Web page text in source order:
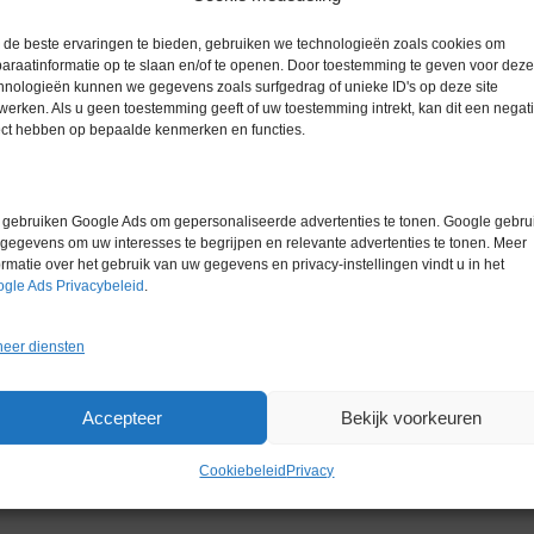
de beste ervaringen te bieden, gebruiken we technologieën zoals cookies om
op te slaan en/of te openen. Door toestemming te geven voor deze
kunnen we gegevens zoals surfgedrag of unieke ID's op deze site
Als u geen toestemming geeft of uw toestemming intrekt, kan dit een
hebben op bepaalde kenmerken en functies.
gebruiken Google Ads om gepersonaliseerde advertenties te tonen. Google
om uw interesses te begrijpen en relevante advertenties te tonen. Meer
over het gebruik van uw gegevens en privacy-instellingen vindt u in het
Ads Privacybeleid
diensten
Accepteer Bekijk voorkeuren
Cookiebeleid Privacy
Gewicht 0,0 kg